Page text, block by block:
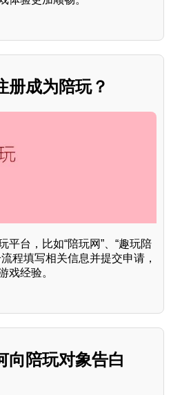
册成为陪玩？
平台，比如“陪玩网”、“趣玩陪
程填写相关信息并提交申请，
戏经验。
向陪玩对象告白